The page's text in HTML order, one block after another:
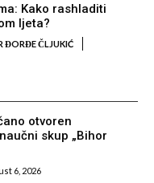
Kako rashladiti
ljeta?
ĐORĐE ČLJUKIĆ
otvoren
skup „Bihor
6, 2026